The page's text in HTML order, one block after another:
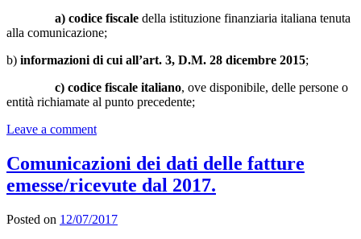
a) codice fiscale della istituzione finanziaria italiana tenuta
alla comunicazione;
b) informazioni di cui all’art. 3, D.M. 28 dicembre 2015;
c) codice fiscale italiano, ove disponibile, delle persone o
entità richiamate al punto precedente;
Leave a comment
Comunicazioni dei dati delle fatture
emesse/ricevute dal 2017.
Posted on 12/07/2017